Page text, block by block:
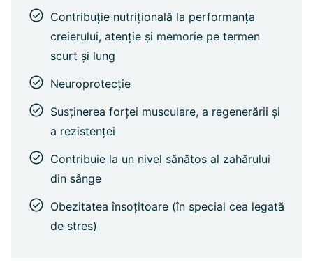
Contribuție nutrițională la performanța
creierului, atenție și memorie pe termen
scurt și lung
Neuroprotecţie
Susținerea forței musculare, a regenerării și
a rezistenței
Contribuie la un nivel sănătos al zahărului
din sânge
Obezitatea însoțitoare (în special cea legată
de stres)